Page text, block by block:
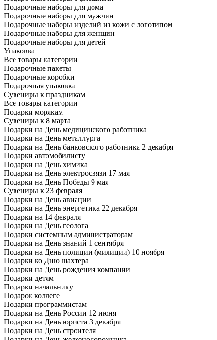
Подарочные наборы для дома
Подарочные наборы для мужчин
Подарочные наборы изделий из кожи с логотипом
Подарочные наборы для женщин
Подарочные наборы для детей
Упаковка
Все товары категории
Подарочные пакеты
Подарочные коробки
Подарочная упаковка
Сувениры к праздникам
Все товары категории
Подарки морякам
Сувениры к 8 марта
Подарки на День медицинского работника
Подарки на День металлурга
Подарки на День банковского работника 2 декабря
Подарки автомобилисту
Подарки на День химика
Подарки на День электросвязи 17 мая
Подарки на День Победы 9 мая
Сувениры к 23 февраля
Подарки на День авиации
Подарки на День энергетика 22 декабря
Подарки на 14 февраля
Подарки на День геолога
Подарки системным администраторам
Подарки на День знаний 1 сентября
Подарки на День полиции (милиции) 10 ноября
Подарки ко Дню шахтера
Подарки на День рождения компании
Подарки детям
Подарки начальнику
Подарок коллеге
Подарки программистам
Подарки на День России 12 июня
Подарки на День юриста 3 декабря
Подарки на День строителя